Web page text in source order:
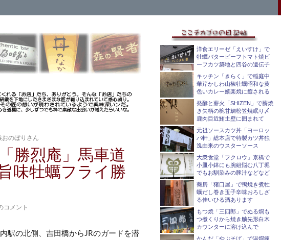
おのぼりさん
勝烈庵」馬車道
味牡蠣フライ勝
コメント
駅の北側、吉田橋からJRのガードを潜
洋食エリーゼ「えいすけ」で
牡蠣バタービーフトマト焼ビ
ーフカツ築地と四谷の遺伝子
キッチン「きらく」で稲庭中
華芹かしわ山椒牡蠣昭和な黄
色いカレー嬉楽焼に癒される
発酵と薪火「SHIZEN」で薪焼
き矢柄の椀甘鯛松笠焼眠り〆
鹿肉目近鮪土壁に囲まれて
元祖ソースカツ丼「ヨーロッ
パ軒」総本店で特製カツ丼独
逸由来のウスターソース
大衆食堂「フクロウ」京橋で
小皿小鉢にも腕組悩む八丁堀
でもお馴染みの豚汁などなど
蕎房「猪口屋」で鴨焼き煮牡
蠣だし巻き玉子辛味おろしざ
る佳いひる酒あります
もつ焼「三四郎」でぬる燗も
つ煮くりから焼き舳先形白木
カウンターに溶け込んで
かんだ「やぶそば」で温燗練